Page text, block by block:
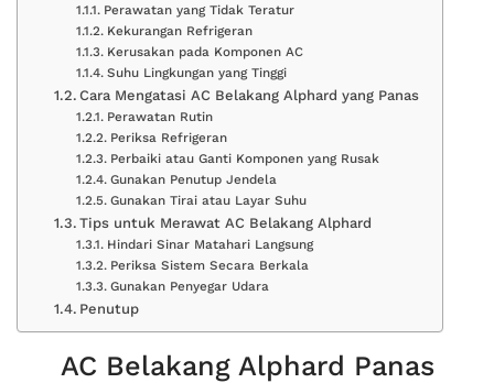
Perawatan yang Tidak Teratur
Kekurangan Refrigeran
Kerusakan pada Komponen AC
Suhu Lingkungan yang Tinggi
Cara Mengatasi AC Belakang Alphard yang Panas
Perawatan Rutin
Periksa Refrigeran
Perbaiki atau Ganti Komponen yang Rusak
Gunakan Penutup Jendela
Gunakan Tirai atau Layar Suhu
Tips untuk Merawat AC Belakang Alphard
Hindari Sinar Matahari Langsung
Periksa Sistem Secara Berkala
Gunakan Penyegar Udara
Penutup
AC Belakang Alphard Panas